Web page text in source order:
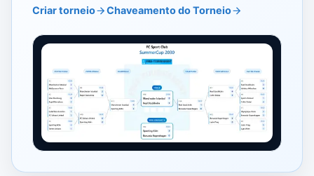
Criar torneio Chaveamento do Torneio